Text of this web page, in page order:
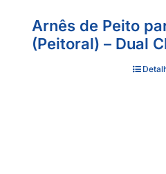
Arnês de Peito
(Peitoral) – Dual